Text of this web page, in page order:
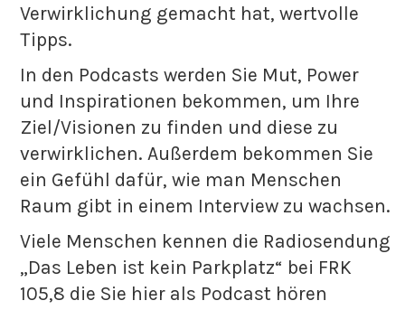
Verwirklichung gemacht hat, wertvolle
Tipps.
In den Podcasts werden Sie Mut, Power
und Inspirationen bekommen, um Ihre
Ziel/Visionen zu finden und diese zu
verwirklichen. Außerdem bekommen Sie
ein Gefühl dafür, wie man Menschen
Raum gibt in einem Interview zu wachsen.
Viele Menschen kennen die Radiosendung
„Das Leben ist kein Parkplatz“ bei FRK
105,8 die Sie hier als Podcast hören